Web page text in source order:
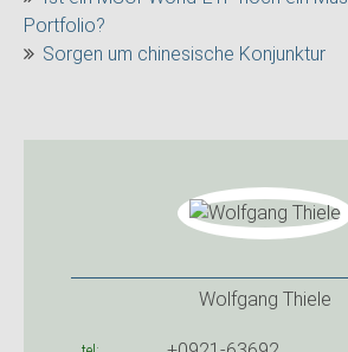
Portfolio?
Sorgen um chinesische Konjunktur
Wolfgang Thiele